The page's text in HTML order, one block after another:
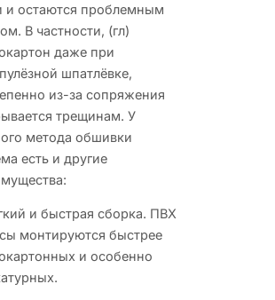
и остаются проблемным
В частности, (гл)
даже при
шпатлёвке,
из-за сопряжения
трещинам. У
метода обшивки
есть и другие
и быстрая сборка. ПВХ
монтируются быстрее
и особенно